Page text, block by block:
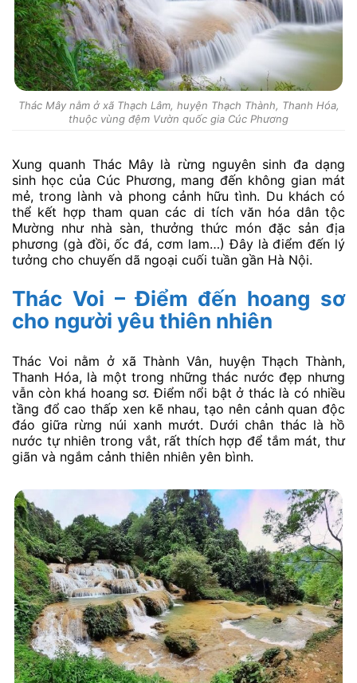
Thác Mây nằm ở xã Thạch Lâm, huyện Thạch Thành, Thanh Hóa,
thuộc vùng đệm Vườn quốc gia Cúc Phương
Xung quanh Thác Mây là rừng nguyên sinh đa dạng
sinh học của Cúc Phương, mang đến không gian mát
mẻ, trong lành và phong cảnh hữu tình. Du khách có
thể kết hợp tham quan các di tích văn hóa dân tộc
Mường như nhà sàn, thưởng thức món đặc sản địa
phương (gà đồi, ốc đá, cơm lam…) Đây là điểm đến lý
tưởng cho chuyến dã ngoại cuối tuần gần Hà Nội.
Thác Voi – Điểm đến hoang sơ
cho người yêu thiên nhiên
Thác Voi nằm ở xã Thành Vân, huyện Thạch Thành,
Thanh Hóa, là một trong những thác nước đẹp nhưng
vẫn còn khá hoang sơ. Điểm nổi bật ở thác là có nhiều
tầng đổ cao thấp xen kẽ nhau, tạo nên cảnh quan độc
đáo giữa rừng núi xanh mướt. Dưới chân thác là hồ
nước tự nhiên trong vắt, rất thích hợp để tắm mát, thư
giãn và ngắm cảnh thiên nhiên yên bình.